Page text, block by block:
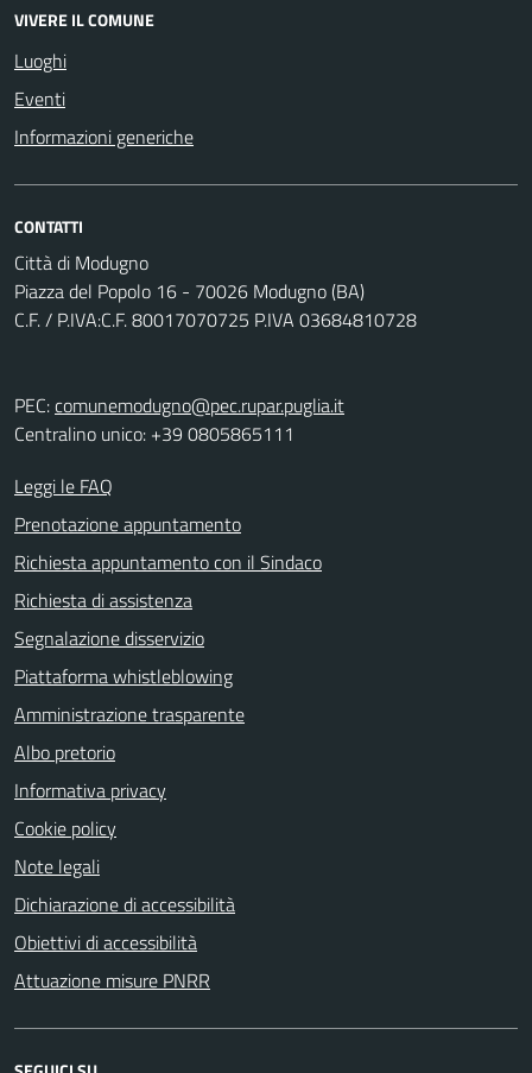
VIVERE IL COMUNE
Luoghi
Eventi
Informazioni generiche
CONTATTI
Città di Modugno
Piazza del Popolo 16 - 70026 Modugno (BA)
C.F. / P.IVA:C.F. 80017070725 P.IVA 03684810728
PEC:comunemodugno@pec.rupar.puglia.it
Centralino unico: +39 0805865111
Leggi le FAQ
Prenotazione appuntamento
Richiesta appuntamento con il Sindaco
Richiesta di assistenza
Segnalazione disservizio
Piattaforma whistleblowing
Amministrazione trasparente
Albo pretorio
Informativa privacy
Cookie policy
Note legali
Dichiarazione di accessibilità
Obiettivi di accessibilità
Attuazione misure PNRR